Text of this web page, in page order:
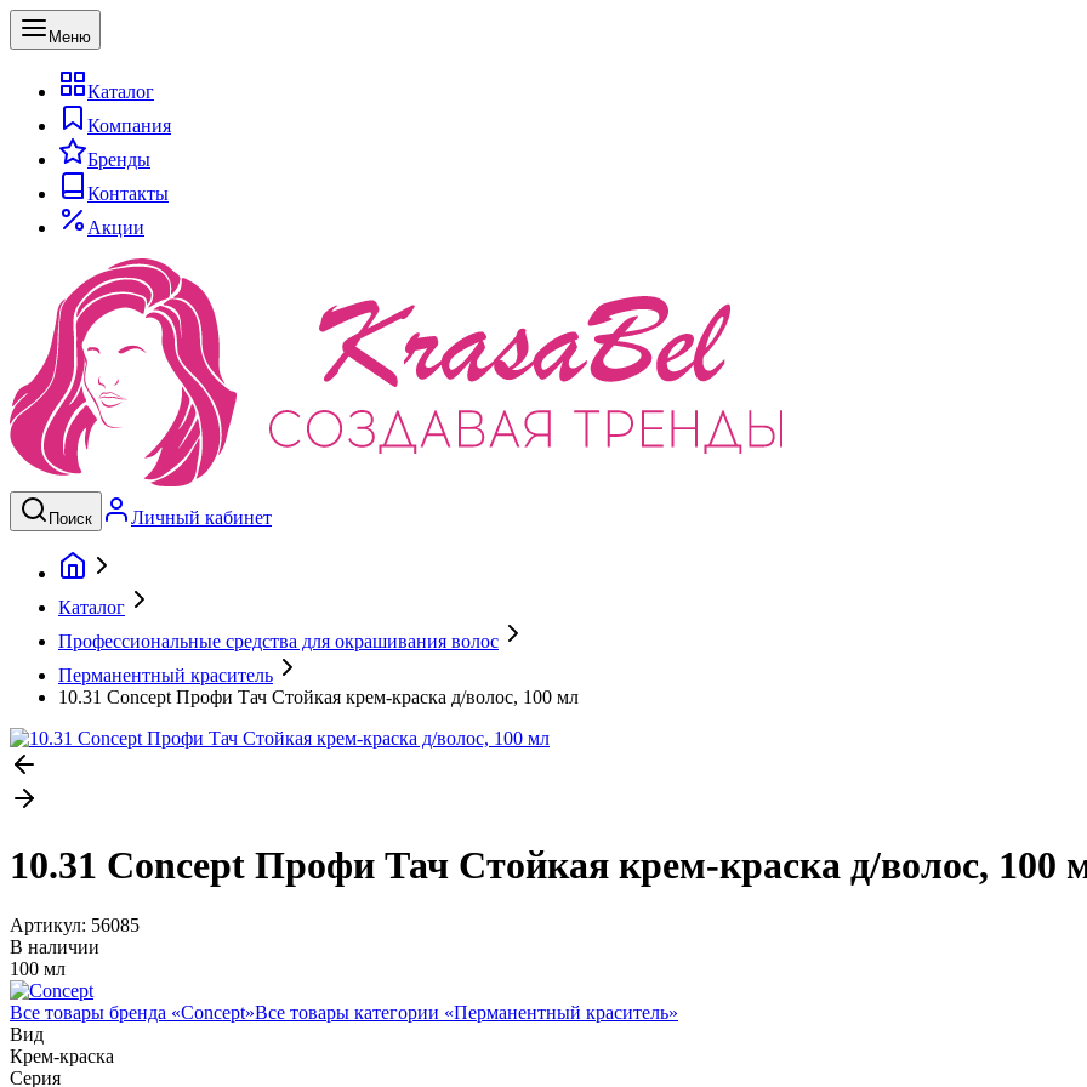
Меню
Каталог
Компания
Бренды
Контакты
Акции
Поиск Личный кабинет
Каталог
Профессиональные средства для окрашивания волос
Перманентный краситель
10.31 Concept Профи Тач Стойкая крем-краска д/волос, 100 мл
10.31 Concept Профи Тач Стойкая крем-краска д/волос, 100
Артикул: 56085
В наличии
100 мл
Все товары бренда «Concept»Все товары категории «Перманентный краситель»
Вид
Крем-краска
Серия